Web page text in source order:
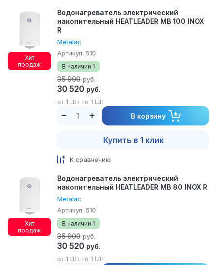
Хит
продаж
Водонагреватель электрический
накопительный HEATLEADER MB 100 INOX
R
Metalac
Артикул: 510
В наличии 1
35 990 руб.
30 520 руб.
от 1 Шт по 1 Шт
В корзину
Купить в 1 клик
К сравнению
Хит
продаж
Водонагреватель электрический
накопительный HEATLEADER MB 80 INOX R
Metalac
Артикул: 510
В наличии 1
35 900 руб.
30 520 руб.
от 1 Шт по 1 Шт